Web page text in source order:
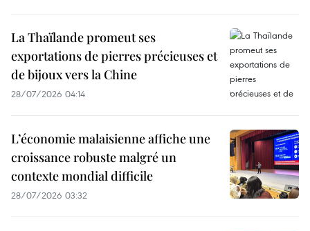
La Thaïlande promeut ses
exportations de pierres précieuses et
de bijoux vers la Chine
28/07/2026 04:14
L’économie malaisienne affiche une
croissance robuste malgré un
contexte mondial difficile
28/07/2026 03:32